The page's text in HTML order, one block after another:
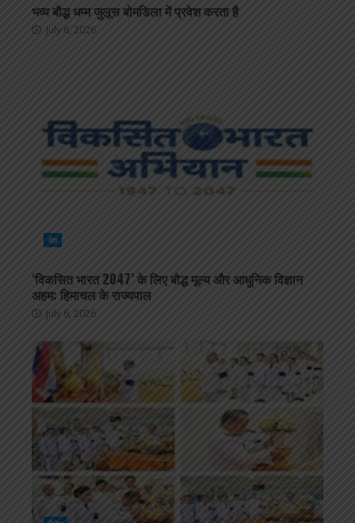
भव्य बौद्ध धम्म जुलूस बोमडिला में प्रवेश करता है
July 6, 2026
देश
‘विकसित भारत 2047’ के लिए बौद्ध मूल्य और आधुनिक विज्ञान
अहम: हिमाचल के राज्यपाल
July 6, 2026